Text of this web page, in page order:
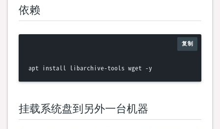
依赖
复制
挂载系统盘到另外一台机器